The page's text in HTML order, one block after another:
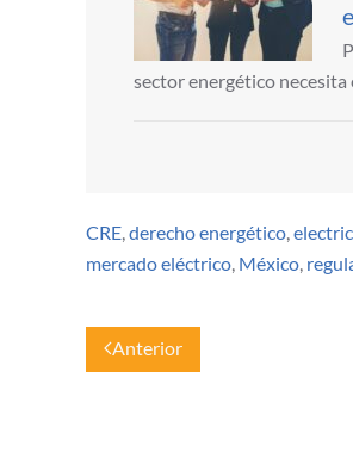
sector energético
CRE,derecho energético,
mercado eléctrico, México,
Anterior